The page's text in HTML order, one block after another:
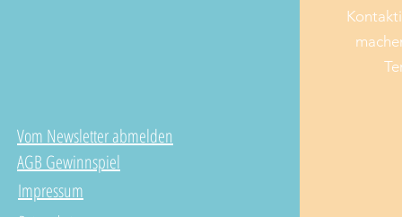
Vom Newsletter abmelden
AGB Gewinnspiel
Impressum